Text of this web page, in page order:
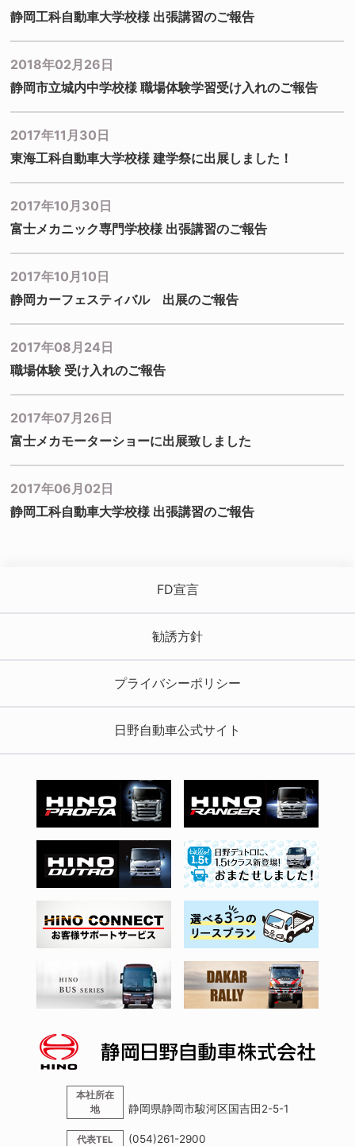
静岡工科自動車大学校様 出張講習のご報告
2018年02月26日
静岡市立城内中学校様 職場体験学習受け入れのご報告
2017年11月30日
東海工科自動車大学校様 建学祭に出展しました！
2017年10月30日
富士メカニック専門学校様 出張講習のご報告
2017年10月10日
静岡カーフェスティバル 出展のご報告
2017年08月24日
職場体験 受け入れのご報告
2017年07月26日
富士メカモーターショーに出展致しました
2017年06月02日
静岡工科自動車大学校様 出張講習のご報告
FD宣言
勧誘方針
プライバシーポリシー
日野自動車公式サイト
本社所在
地
静岡県静岡市駿河区国吉田2-5-1
代表TEL (054)261-2900